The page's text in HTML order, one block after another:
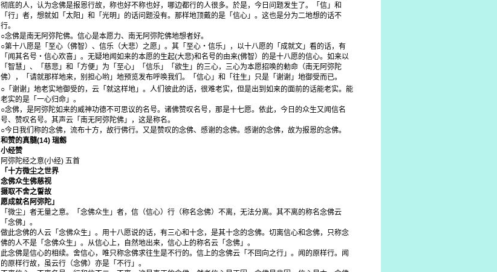
彻底的人，认为念佛是报恩行故，称也好不称也好，哪边都行的人很多。於是，今日问题发生了。「信」和
「行」者，想就如「太阳」和「光明」的话问题没有。那样地顶戴的是「信心」。这也是分为二地想的话不
行。
○念佛是南无阿弥陀佛。信心是本愿力、南无阿弥陀佛地想者好。
○第十八愿是「至心（佛智）、信乐（大悲）之愿」。其「至心・信乐」，以十八愿的「成就文」看的话，有
「闻其名号・信心欢喜」。无疑地闻如来的本愿的生起(大悲)和名号的由来(佛智）的是十八愿的信心。如来以
「智慧」、「慈悲」和「方便」为「至心」「信乐」「欲生」的三心，三心为本愿招唤的勅命（南无阿弥陀
佛），「请就那样地来，别担心哟」地预览发布呼唤我们。「信心」和「往生」只是「谢谢」地御受而已。
○「谢谢」地老实地御受的，云「就这样地」。人们彼此的话，很难老实，但是出到如来的面前的话能老实。能
老实的是「一心归命」。
○念佛，是阿弥陀如来的威神功德不可思议的名号。诸佛赞叹名号，那是十七愿。依此，今日的众生又闻信名
号、赞叹名号。其声云「南无阿弥陀佛」，这是称名。
○今日我们称的念佛，流布十方，故行佛行。又是赞叹的念佛、感谢的念佛。感谢的念佛，故为报恩的念佛。
和赞的真髓(14) 瑞劔
小经赞
阿弥陀经之意(小经) 五首
「十方微尘之世界
念佛众生佛慈视
摄取不舍之誓故
愿成就名阿弥陀」
「微尘」者无量之意。「念佛众生」者，信（信心）行（称名念佛）不离，无法分离。其不离的称名念佛云
「念佛」。
做此念佛的人云「念佛众生」。用十八愿说的话，有三心和十念，是其十念的念佛。切离信心和念佛，只称念
佛的人不是「念佛众生」。从信心上，自然地出来，信心上的称名云「念佛」。
此念佛是信心的相续。舍信心，唯只称念佛求往生是不行的。信上的念佛云「不回向之行」。闻的原样行。闻
的原样行故，虽云行（念佛）亦是「不行」。